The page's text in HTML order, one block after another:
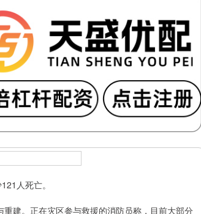
人死亡。
建。正在灾区参与救援的消防员称，目前大部分